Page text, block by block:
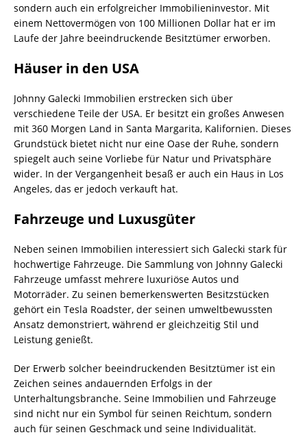
sondern auch ein erfolgreicher Immobilieninvestor. Mit
einem Nettovermögen von 100 Millionen Dollar hat er im
Laufe der Jahre beeindruckende Besitztümer erworben.
Häuser in den USA
Johnny Galecki Immobilien erstrecken sich über
verschiedene Teile der USA. Er besitzt ein großes Anwesen
mit 360 Morgen Land in Santa Margarita, Kalifornien. Dieses
Grundstück bietet nicht nur eine Oase der Ruhe, sondern
spiegelt auch seine Vorliebe für Natur und Privatsphäre
wider. In der Vergangenheit besaß er auch ein Haus in Los
Angeles, das er jedoch verkauft hat.
Fahrzeuge und Luxusgüter
Neben seinen Immobilien interessiert sich Galecki stark für
hochwertige Fahrzeuge. Die Sammlung von Johnny Galecki
Fahrzeuge umfasst mehrere luxuriöse Autos und
Motorräder. Zu seinen bemerkenswerten Besitzstücken
gehört ein Tesla Roadster, der seinen umweltbewussten
Ansatz demonstriert, während er gleichzeitig Stil und
Leistung genießt.
Der Erwerb solcher beeindruckenden Besitztümer ist ein
Zeichen seines andauernden Erfolgs in der
Unterhaltungsbranche. Seine Immobilien und Fahrzeuge
sind nicht nur ein Symbol für seinen Reichtum, sondern
auch für seinen Geschmack und seine Individualität.